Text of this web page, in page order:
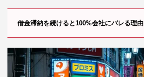
借金滞納を続けると100%会社にバレる理由